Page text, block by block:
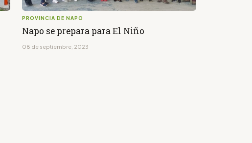
PROVINCIA DE NAPO
Napo se prepara para El Niño
08 de septiembre, 2023